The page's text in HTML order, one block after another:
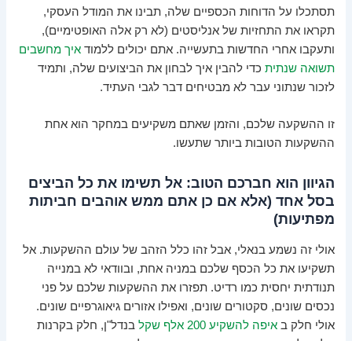
תסתכלו על הדוחות הכספיים שלה, תבינו את המודל העסקי,
תקראו את התחזיות של אנליסטים (לא רק אלה האופטימיים),
ותעקבו אחרי החדשות בתעשייה. אתם יכולים ללמודאיך מחשבים
תשואה שנתית כדי להבין איך לבחון את הביצועים שלה, ותמיד
לזכור שנתוני עבר לא מבטיחים דבר לגבי העתיד.
זו ההשקעה שלכם, והזמן שאתם משקיעים במחקר הוא אחת
ההשקעות הטובות ביותר שתעשו.
הגיוון הוא חברכם הטוב: אל תשימו את כל הביצים
בסל אחד (אלא אם כן אתם ממש אוהבים חביתות
מפתיעות)
אולי זה נשמע בנאלי, אבל זהו כלל הזהב של עולם ההשקעות. אל
תשקיעו את כל הכסף שלכם במניה אחת, ובוודאי לא במנייה
תנודתית יחסית כמו רדיט. תפזרו את ההשקעות שלכם על פני
נכסים שונים, סקטורים שונים, ואפילו אזורים גיאוגרפיים שונים.
אולי חלק באיפה להשקיע 200 אלף שקל
בנדל"ן, חלק בקרנות